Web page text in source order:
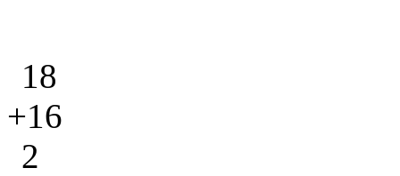
18
+16
2